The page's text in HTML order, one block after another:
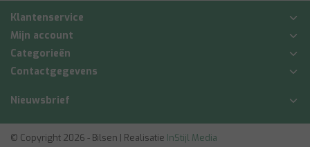
Klantenservice
Mijn account
Categorieën
Contactgegevens
Nieuwsbrief
© Copyright 2026 - Bilsen | Realisatie InStijl Media